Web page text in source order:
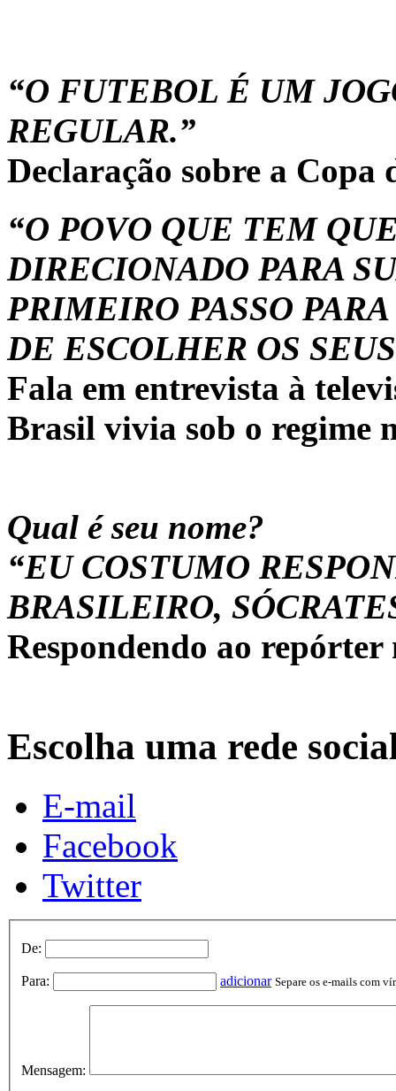
“O FUTEBOL É UM
REGULAR.”
Declaração sobre a Copa
“O POVO QUE TEM
DIRECIONADO PARA
PRIMEIRO PASSO
DE ESCOLHER OS
Fala em entrevista à
Brasil vivia sob o regime
Qual é seu nome?
“EU COSTUMO
BRASILEIRO,
Respondendo ao
Escolha uma rede
E-mail
Facebook
Twitter
De:
Para: adicionar Separe os e-mails com
Mensagem: